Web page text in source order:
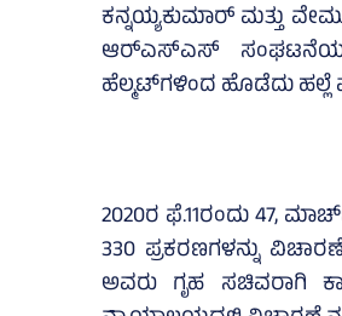
ಕನ್ನಯ್ಯಕುಮಾರ್‌ ಮತ್ತು
ಆರ್‌ಎಸ್‌ಎಸ್‌
ಹೆಲ್ಮಟ್‌ಗಳಿಂದ ಹೊಡೆದು ಹಲ್ಲೆ
2020ರ ಫೆ.11ರಂದು 47,
330 ಪ್ರಕರಣಗಳನ್ನು
ಅವರು ಗೃಹ ಸಚಿವರಾಗಿ